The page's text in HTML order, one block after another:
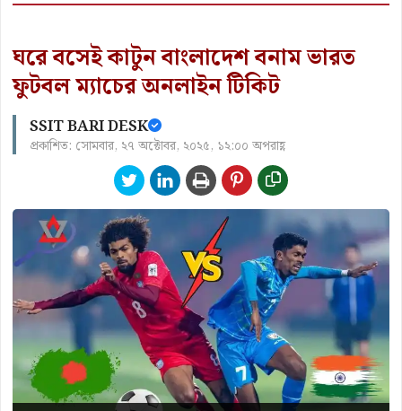
ঘরে বসেই কাটুন বাংলাদেশ বনাম ভারত
ফুটবল ম্যাচের অনলাইন টিকিট
SSIT BARI DESK
প্রকাশিত: সোমবার, ২৭ অক্টোবর, ২০২৫, ১২:০০ অপরাহ্ণ